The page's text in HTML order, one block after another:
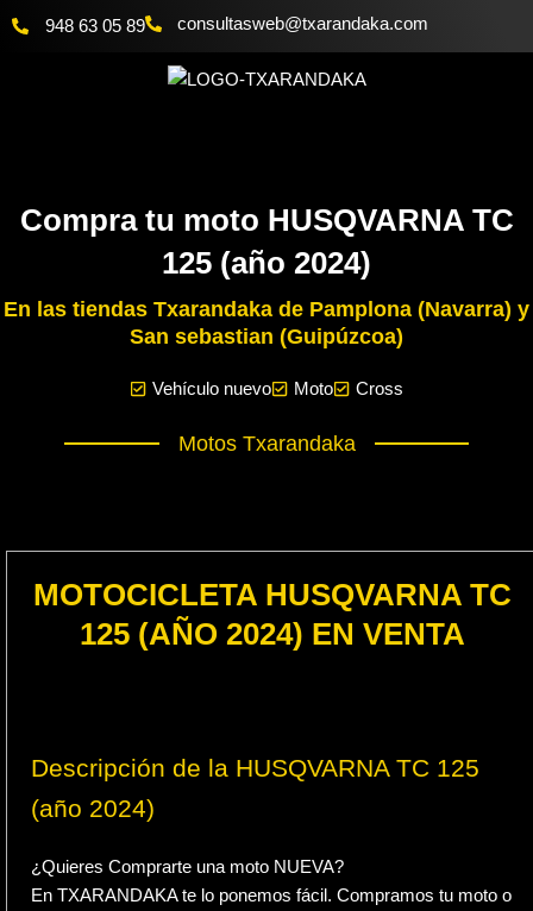
948 63 05 89 moc.akadnaraxt
@bewsatlusnoc
Compra tu moto HUSQVARNA TC
125 (año 2024)
En las tiendas Txarandaka de Pamplona (Navarra) y
San sebastian (Guipúzcoa)
Vehículo nuevo Moto Cross
Motos Txarandaka
MOTOCICLETA HUSQVARNA TC
125 (AÑO 2024) EN VENTA
Descripción de la HUSQVARNA TC 125
(año 2024)
¿Quieres Comprarte una moto NUEVA?
En TXARANDAKA te lo ponemos fácil. Compramos tu moto o